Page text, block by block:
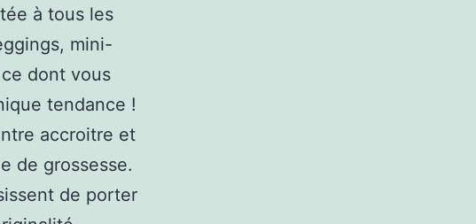
à tous les
mini-
dont vous
tendance !
accroitre et
de grossesse.
de porter